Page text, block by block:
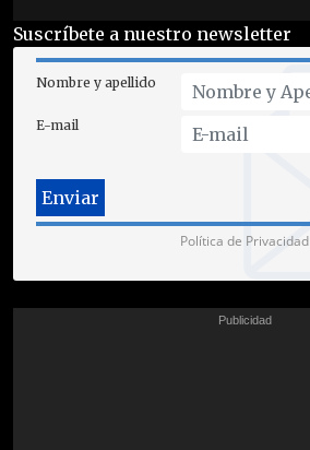
Suscríbete a nuestro newsletter
Nombre y apellido
E-mail
Política de Privacidad